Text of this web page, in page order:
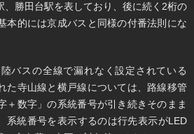
、勝田台駅を表しており、後に続く2桁の
本的には京成バスと同様の付番法則にな
バスの全線で漏れなく設定されている
た寺山線と横戸線については、路線移管
＋数字」の系統番号が引き続きそのまま
系統番号を表示するのは行先表示がLED